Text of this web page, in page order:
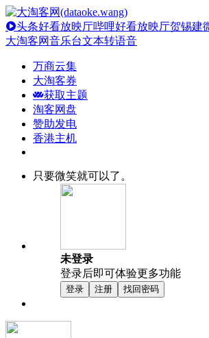
头条好看放映厅哔哩好看放映厅贺锡建
大淘客网音乐台文本转语音
万商云集
大淘客券
获取主题
淘客网盘
赞助发电
香港主机
只要微笑就可以了。
未登录
登录后即可体验更多功能
登录 注册 找回密码